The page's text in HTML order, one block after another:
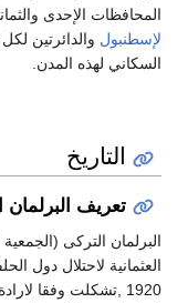
المحافظات الإحدى
لإسطنبول والدائرتين
السكاني لهذه المدن.
التاريخ
تعريف البرلمان
البرلمان التركى
العثمانية لاحتلال دول
1920 ,تشكلت وفقا